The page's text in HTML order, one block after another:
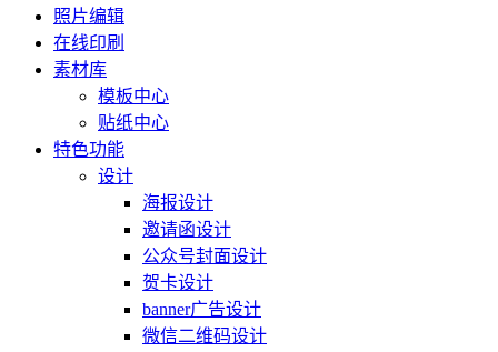
照片编辑
在线印刷
素材库
模板中心
贴纸中心
特色功能
设计
海报设计
邀请函设计
公众号封面设计
贺卡设计
banner广告设计
微信二维码设计